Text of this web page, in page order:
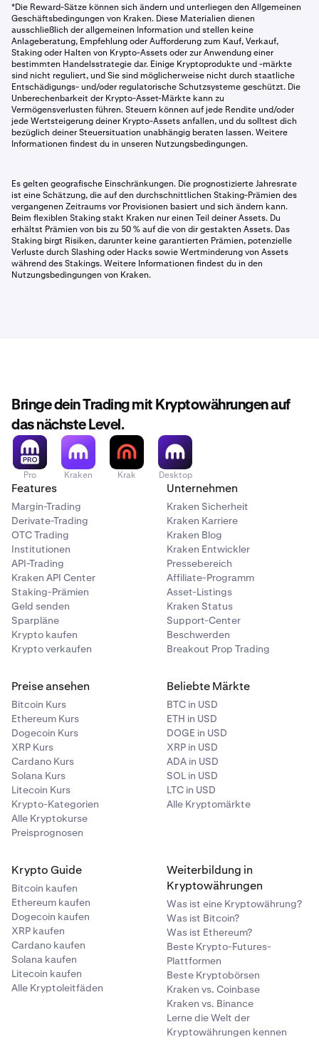
*Die Reward-Sätze können sich ändern und unterliegen den Allgemeinen
Geschäftsbedingungen von Kraken. Diese Materialien dienen
ausschließlich der allgemeinen Information und stellen keine
Anlageberatung, Empfehlung oder Aufforderung zum Kauf, Verkauf,
Staking oder Halten von Krypto-Assets oder zur Anwendung einer
bestimmten Handelsstrategie dar. Einige Kryptoprodukte und -märkte
sind nicht reguliert, und Sie sind möglicherweise nicht durch staatliche
Entschädigungs- und/oder regulatorische Schutzsysteme geschützt. Die
Unberechenbarkeit der Krypto-Asset-Märkte kann zu
Vermögensverlusten führen. Steuern können auf jede Rendite und/oder
jede Wertsteigerung deiner Krypto-Assets anfallen, und du solltest dich
bezüglich deiner Steuersituation unabhängig beraten lassen. Weitere
Informationen findest du in unseren Nutzungsbedingungen.
Es gelten geografische Einschränkungen. Die prognostizierte Jahresrate
ist eine Schätzung, die auf den durchschnittlichen Staking-Prämien des
vergangenen Zeitraums vor Provisionen basiert und sich ändern kann.
Beim flexiblen Staking stakt Kraken nur einen Teil deiner Assets. Du
erhältst Prämien von bis zu 50 % auf die von dir gestakten Assets. Das
Staking birgt Risiken, darunter keine garantierten Prämien, potenzielle
Verluste durch Slashing oder Hacks sowie Wertminderung von Assets
während des Stakings. Weitere Informationen findest du in den
Nutzungsbedingungen von Kraken.
Bringe dein Trading mit Kryptowährungen auf
das nächste Level.
Pro Kraken Krak Desktop
Features
Margin-Trading
Derivate-Trading
OTC Trading
Institutionen
API-Trading
Kraken API Center
Staking-Prämien
Geld senden
Sparpläne
Krypto kaufen
Krypto verkaufen
Unternehmen
Kraken Sicherheit
Kraken Karriere
Kraken Blog
Kraken Entwickler
Pressebereich
Affiliate-Programm
Asset-Listings
Kraken Status
Support-Center
Beschwerden
Breakout Prop Trading
Preise ansehen
Bitcoin Kurs
Ethereum Kurs
Dogecoin Kurs
XRP Kurs
Cardano Kurs
Solana Kurs
Litecoin Kurs
Krypto-Kategorien
Alle Kryptokurse
Preisprognosen
Beliebte Märkte
BTC in USD
ETH in USD
DOGE in USD
XRP in USD
ADA in USD
SOL in USD
LTC in USD
Alle Kryptomärkte
Krypto Guide
Bitcoin kaufen
Ethereum kaufen
Dogecoin kaufen
XRP kaufen
Cardano kaufen
Solana kaufen
Litecoin kaufen
Alle Kryptoleitfäden
Weiterbildung in
Kryptowährungen
Was ist eine Kryptowährung?
Was ist Bitcoin?
Was ist Ethereum?
Beste Krypto-Futures-
Plattformen
Beste Kryptobörsen
Kraken vs. Coinbase
Kraken vs. Binance
Lerne die Welt der
Kryptowährungen kennen